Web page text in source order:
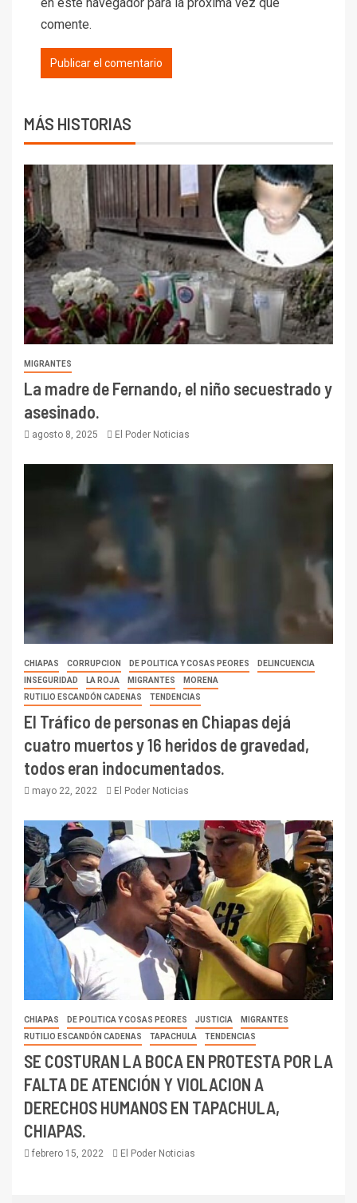
comente.
MÁS HISTORIAS
MIGRANTES
La madre de Fernando, el niño secuestrado y
asesinado.
agosto 8, 2025 El Poder Noticias
CHIAPAS CORRUPCION DE POLITICA Y COSAS PEORES
DELINCUENCIA
INSEGURIDAD
LA ROJA MIGRANTES
MORENA
RUTILIO ESCANDÓN CADENAS
TENDENCIAS
El Tráfico de personas en Chiapas dejá
cuatro muertos y 16 heridos de gravedad,
todos eran indocumentados.
mayo 22, 2022 El Poder Noticias
CHIAPAS DE POLITICA Y COSAS PEORES JUSTICIA
MIGRANTES
RUTILIO ESCANDÓN CADENAS
TAPACHULA TENDENCIAS
SE COSTURAN LA BOCA EN PROTESTA POR LA
FALTA DE ATENCIÓN Y VIOLACION A
DERECHOS HUMANOS EN TAPACHULA,
CHIAPAS.
febrero 15, 2022 El Poder Noticias